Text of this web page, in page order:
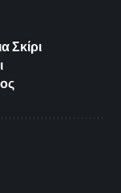
Σκίρι